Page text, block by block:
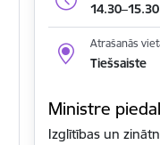
14.30–15.30
Atrašanās
Tiešsaiste
Ministre
Izglītības un